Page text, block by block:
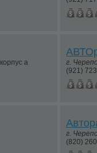
а
г.
(921)
г.
(820)